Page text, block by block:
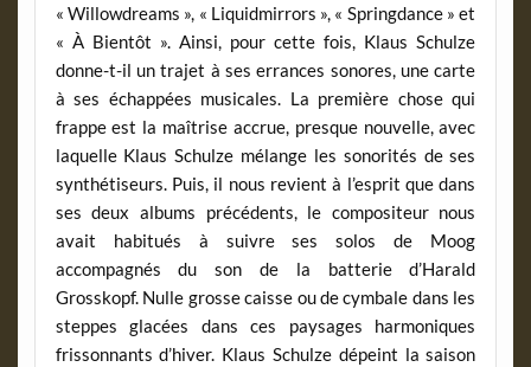
« Willowdreams », « Liquidmirrors », « Springdance » et
« À Bientôt ». Ainsi, pour cette fois, Klaus Schulze
donne-t-il un trajet à ses errances sonores, une carte
à ses échappées musicales. La première chose qui
frappe est la maîtrise accrue, presque nouvelle, avec
laquelle Klaus Schulze mélange les sonorités de ses
synthétiseurs. Puis, il nous revient à l’esprit que dans
ses deux albums précédents, le compositeur nous
avait habitués à suivre ses solos de Moog
accompagnés du son de la batterie d’Harald
Grosskopf. Nulle grosse caisse ou de cymbale dans les
steppes glacées dans ces paysages harmoniques
frissonnants d’hiver. Klaus Schulze dépeint la saison